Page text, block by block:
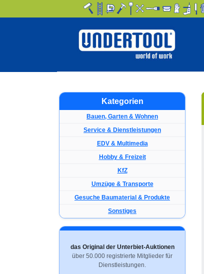
Kategorien
Bauen, Garten & Wohnen
Service & Dienstleistungen
EDV & Multimedia
Hobby & Freizeit
KfZ
Umzüge & Transporte
Gesuche Baumaterial & Produkte
Sonstiges
das Original der Unterbiet-Auktionen
über 50.000 registrierte Mitglieder für
Dienstleistungen.